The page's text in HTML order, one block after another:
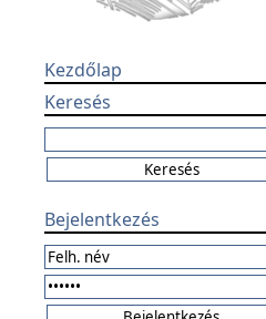
Kezdőlap
Keresés
Bejelentkezés